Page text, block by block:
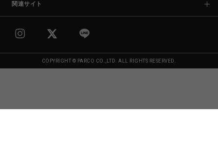
関連サイト
COPYRIGHT © PARCO CO.,LTD. ALL RIGHTS RESERVED.